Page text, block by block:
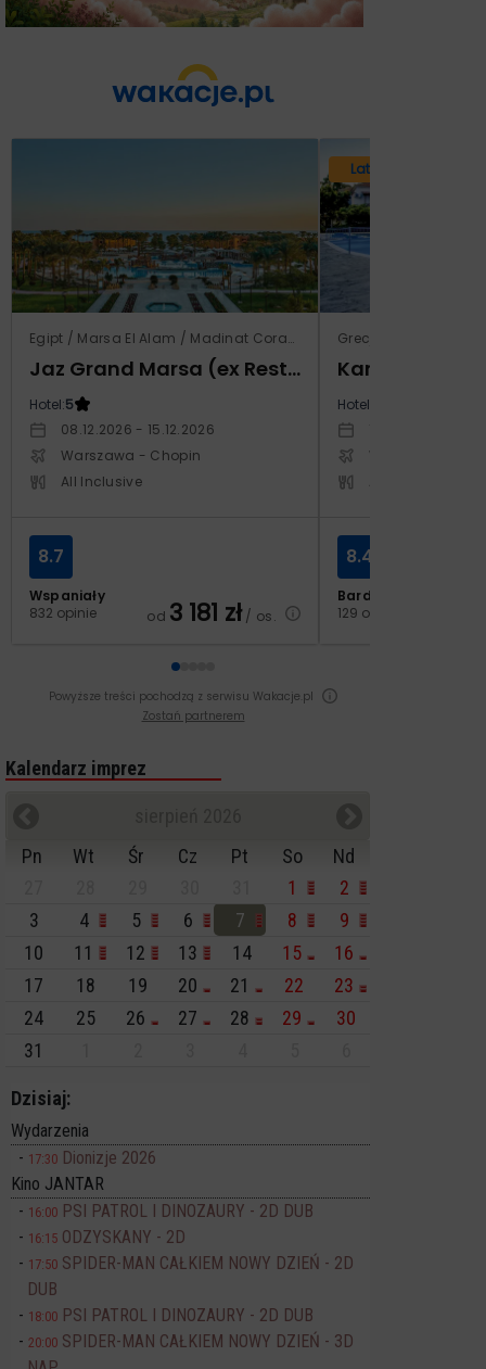
Egipt / Marsa El Alam / Madinat Coraya
Jaz Grand Marsa (ex Resta Grand Resort)
Hotel:5
08.12.2026 - 15.12.2026
Warszawa - Chopin
All Inclusive
Wspaniały
832 opinie
8.7
od 3 181 zł/ os.
Lato 2026
Grecja / Samos /
Kampos
Hotel:
Warszawa -
Bardzo dobry
129 opinii
8.4
Powyższe treści pochodzą z serwisu Wakacje.pl
Zostań partnerem
Kalendarz imprez
Pn
Wt Śr Cz Pt So
Nd
1
2
3
4 5 6 7 8
9
10
11 12 13 14 15
16
17
18 19 20 21 22
23
24
25 26 27 28 29
30
31
Dzisiaj:
Wydarzenia
17:30 Dionizje 2026
Kino JANTAR
16:00 PSI PATROL I DINOZAURY - 2D DUB
16:15 ODZYSKANY - 2D
17:50 SPIDER-MAN CAŁKIEM NOWY DZIEŃ - 2D
DUB
18:00 PSI PATROL I DINOZAURY - 2D DUB
20:00 SPIDER-MAN CAŁKIEM NOWY DZIEŃ - 3D